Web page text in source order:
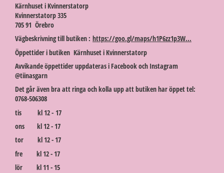
Kärnhuset i Kvinnerstatorp
Kvinnerstatorp 335
705 91 Örebro
Vägbeskrivning till butiken : https://goo.gl/maps/h1P6zz1p3W...
Öppettider i butiken Kärnhuset i Kvinnerstatorp
Avvikande öppettider uppdateras i Facebook och Instagram
@tiinasgarn
Det går även bra att ringa och kolla upp att butiken har öppet tel:
0768-506308
tis kl 12 - 17
ons kl 12 - 17
tor kl 12 - 17
fre kl 12 - 17
lör kl 11 - 15